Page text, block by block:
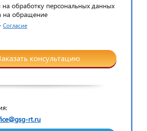
на обработку персональных данных
на обращение
· Согласие
консультацию
rt.ru